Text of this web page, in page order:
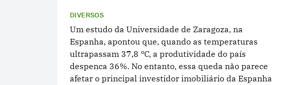
DIVERSOS
Um estudo da Universidade de Zaragoza, na
Espanha, apontou que, quando as temperaturas
ultrapassam 37,8 °C, a produtividade do país
despenca 36%. No entanto, essa queda não parece
afetar o principal investidor imobiliário da Espanha